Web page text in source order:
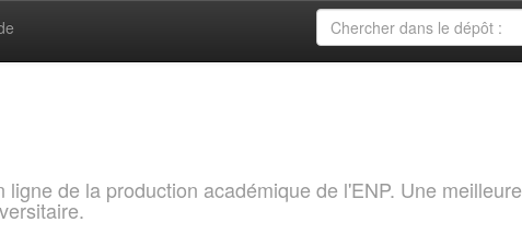
de la production académique de l'ENP. Une meilleure